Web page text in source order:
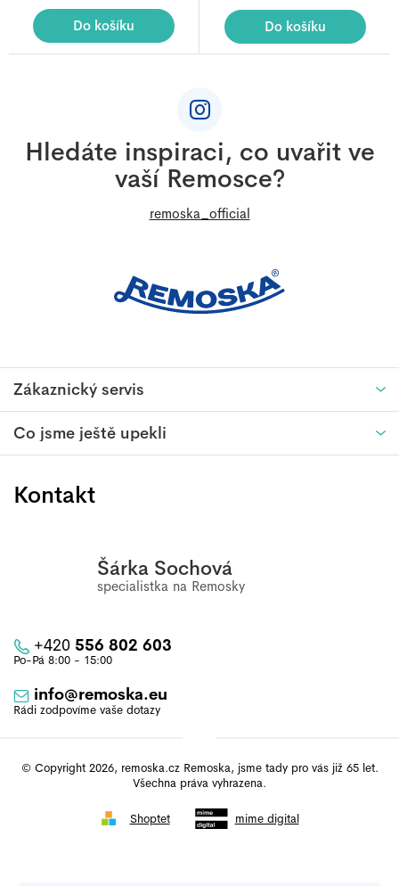
z
5
Do košíku
z
5
Do košíku
Z
Hledáte inspiraci, co uvařit ve
vaší Remosce?
remoska_official
Zákaznický servis
Co jsme ještě upekli
Kontakt
Šárka Sochová
info@remoska.eu
+420 556 802 603
Shoptet mime digital
© Copyright 2026, remoska.cz Remoska, jsme tady pro vás již 65 let.
Všechna práva vyhrazena.